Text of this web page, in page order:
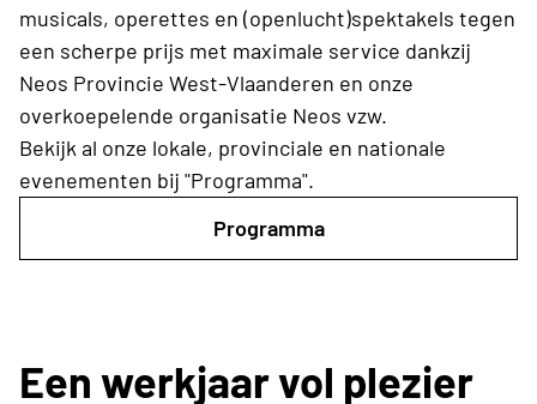
musicals, operettes en (openlucht)spektakels tegen
een scherpe prijs met maximale service dankzij
Neos Provincie West-Vlaanderen en onze
overkoepelende organisatie Neos vzw.
Bekijk al onze lokale, provinciale en nationale
evenementen bij "Programma".
Programma
Een werkjaar vol plezier